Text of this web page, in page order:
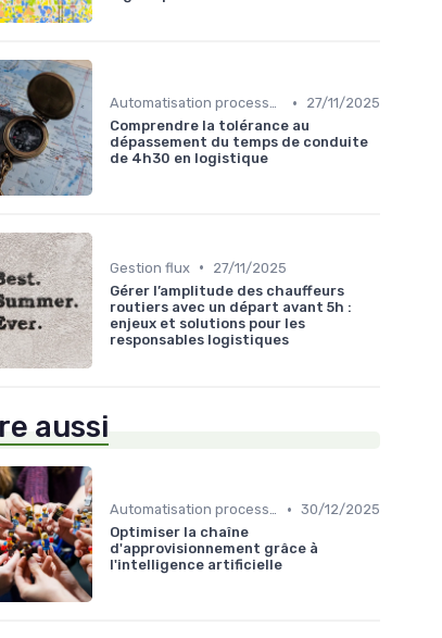
Automatisation processus •
27/11/2025
Comprendre la tolérance au
dépassement du temps de conduite
de 4h30 en logistique
Gestion flux •
27/11/2025
Gérer l’amplitude des chauffeurs
routiers avec un départ avant 5h :
enjeux et solutions pour les
responsables logistiques
aussi
Automatisation processus • 30/12/2025
Optimiser la chaîne
d'approvisionnement grâce à
l'intelligence artificielle